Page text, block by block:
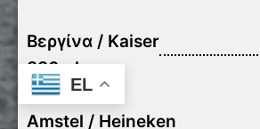
Βεργίνα / Kaiser
330ml
Amstel / Heineken
EL